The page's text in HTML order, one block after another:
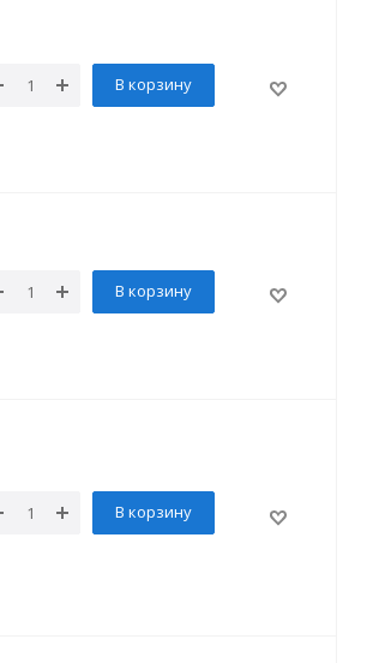
В корзину
В корзину
В корзину